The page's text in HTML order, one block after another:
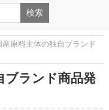
原料主体の独自ブランド
ブランド商品発